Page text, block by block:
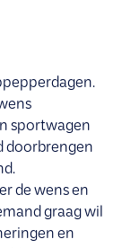
sportwagen
doorbrengen
de wens en
graag wil
en